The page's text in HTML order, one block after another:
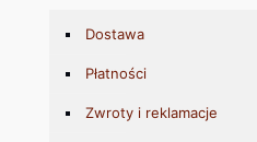
Dostawa
Płatności
Zwroty i reklamacje